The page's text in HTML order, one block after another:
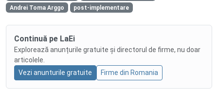
Andrei Toma Arggo
post-implementare
Continuă pe LaEi
Explorează anunțurile gratuite și directorul de firme, nu doar
articolele.
Vezi anunturile gratuite
Firme din Romania